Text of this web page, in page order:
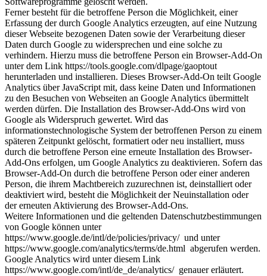
Ferner besteht für die betroffene Person die Möglichkeit, einer
Erfassung der durch Google Analytics erzeugten, auf eine Nutzung
dieser Webseite bezogenen Daten sowie der Verarbeitung dieser
Daten durch Google zu widersprechen und eine solche zu
verhindern. Hierzu muss die betroffene Person ein Browser-Add-On
unter dem Link https://tools.google.com/dlpage/gaoptout
herunterladen und installieren. Dieses Browser-Add-On teilt Google
Analytics über JavaScript mit, dass keine Daten und Informationen
zu den Besuchen von Webseiten an Google Analytics übermittelt
werden dürfen. Die Installation des Browser-Add-Ons wird von
Google als Widerspruch gewertet. Wird das
informationstechnologische System der betroffenen Person zu einem
späteren Zeitpunkt gelöscht, formatiert oder neu installiert, muss
durch die betroffene Person eine erneute Installation des Browser-
Add-Ons erfolgen, um Google Analytics zu deaktivieren. Sofern das
Browser-Add-On durch die betroffene Person oder einer anderen
Person, die ihrem Machtbereich zuzurechnen ist, deinstalliert oder
deaktiviert wird, besteht die Möglichkeit der Neuinstallation oder
der erneuten Aktivierung des Browser-Add-Ons.
Weitere Informationen und die geltenden Datenschutzbestimmungen
von Google können unter
https://www.google.de/intl/de/policies/privacy/ und unter
https://www.google.com/analytics/terms/de.html abgerufen werden.
Google Analytics wird unter diesem Link
https://www.google.com/intl/de_de/analytics/ genauer erläutert.